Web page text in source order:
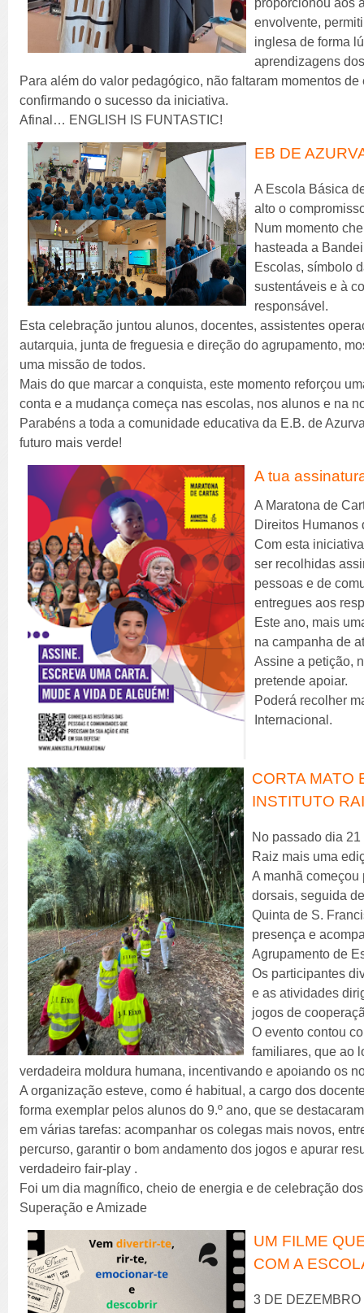
proporcionou aos
envolvente,
inglesa de forma
aprendizagens
Para além do valor pedagógico, não faltaram momentos
confirmando o sucesso da iniciativa.
Afinal… ENGLISH IS FUNTASTIC!
EB DE
A Escola Básica
alto o
Num momento
hasteada a
Escolas, símbolo
sustentáveis e à
responsável.
Esta celebração juntou alunos, docentes, assistentes
autarquia, junta de freguesia e direção do agrupamento,
uma missão de todos.
Mais do que marcar a conquista, este momento reforçou
conta e a mudança começa nas escolas, nos alunos e na
Parabéns a toda a comunidade educativa da E.B. de
futuro mais verde!
A tua
A Maratona de
Direitos Humanos
Com esta
ser recolhidas
pessoas e de
entregues aos
Este ano, mais
na campanha de
Assine a petição,
pretende apoiar.
Poderá recolher
Internacional.
CORTA MATO
INSTITUTO
No passado dia
Raiz mais uma
A manhã
dorsais, seguida
Quinta de S.
presença e
Agrupamento de
Os participantes
e as atividades
jogos de
O evento contou
familiares, que ao
verdadeira moldura humana, incentivando e apoiando os
A organização esteve, como é habitual, a cargo dos
forma exemplar pelos alunos do 9.º ano, que se
em várias tarefas: acompanhar os colegas mais novos,
percurso, garantir o bom andamento dos jogos e apurar
verdadeiro fair-play .
Foi um dia magnífico, cheio de energia e de celebração
Superação e Amizade
UM FILME
COM A
3 DE